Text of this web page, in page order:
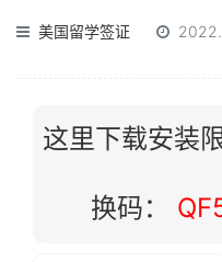
美国留学签证
这里下载安装
换码：